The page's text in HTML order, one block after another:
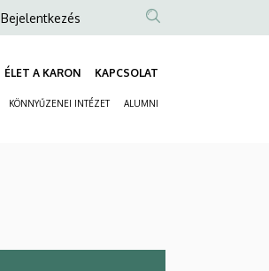
Anonim
fiók
menüje
Bejelentkezés
ÉLET A KARON KAPCSOLAT
KÖNNYŰZENEI INTÉZET ALUMNI